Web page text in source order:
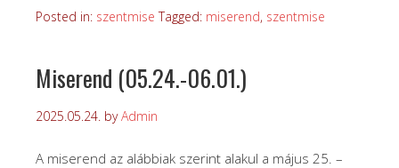
Posted in: szentmise Tagged: miserend, szentmise
Miserend (05.24.-06.01.)
2025.05.24. byAdmin
A miserend az alábbiak szerint alakul a május 25. –